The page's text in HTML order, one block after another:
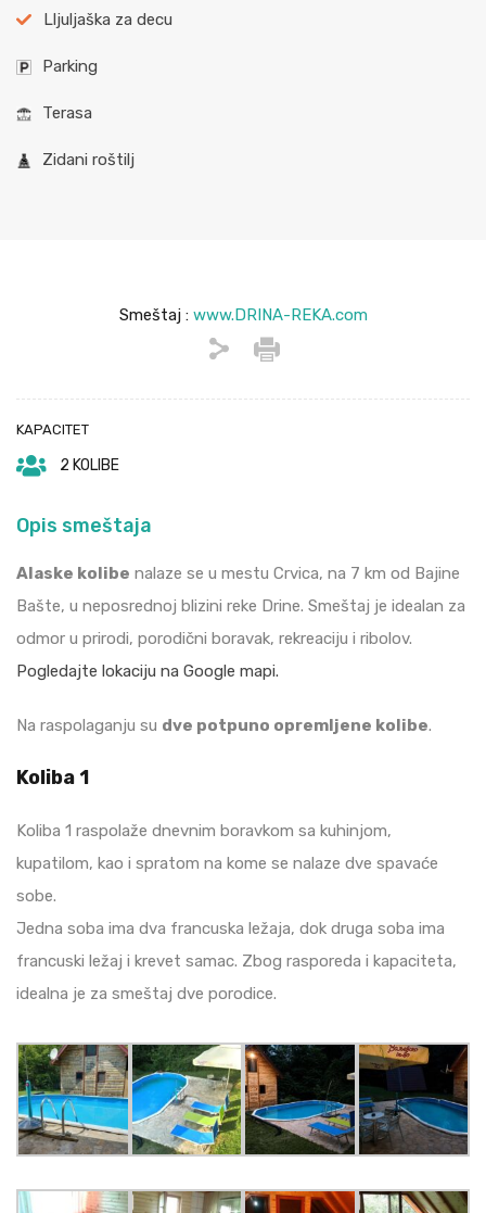
Lljuljaška za decu
Parking
Terasa
Zidani roštilj
Smeštaj : www.DRINA-REKA.com
KAPACITET
2 KOLIBE
Opis smeštaja
Alaske kolibe nalaze se u mestu Crvica, na 7 km od Bajine
Bašte, u neposrednoj blizini reke Drine. Smeštaj je idealan za
odmor u prirodi, porodični boravak, rekreaciju i ribolov.
Pogledajte lokaciju na Google mapi.
Na raspolaganju su dve potpuno opremljene kolibe.
Koliba 1
Koliba 1 raspolaže dnevnim boravkom sa kuhinjom,
kupatilom, kao i spratom na kome se nalaze dve spavaće
sobe.
Jedna soba ima dva francuska ležaja, dok druga soba ima
francuski ležaj i krevet samac. Zbog rasporeda i kapaciteta,
idealna je za smeštaj dve porodice.